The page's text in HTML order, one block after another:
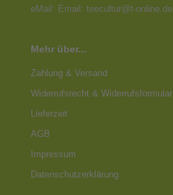
eMail: Email: teecultur@t-online.de
Mehr über...
Zahlung & Versand
Widerrufsrecht & Widerrufsformular
Lieferzeit
AGB
Impressum
Datenschutz­erklärung